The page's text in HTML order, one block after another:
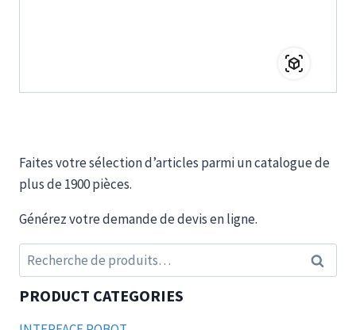
Faites votre sélection d’articles parmi un catalogue de
plus de 1900 pièces.
Générez votre demande de devis en ligne.
Recherche
pour :
PRODUCT CATEGORIES